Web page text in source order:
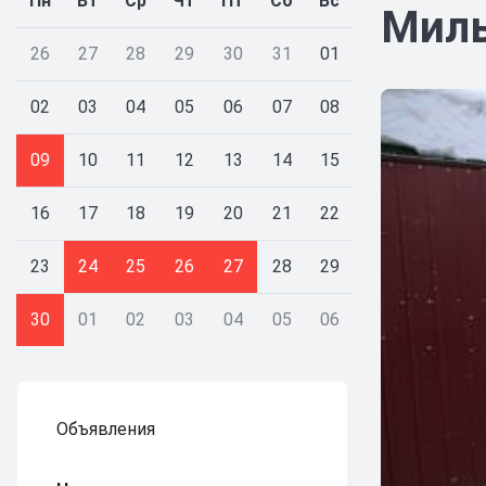
26 27 28 29 30 31 01
02 03 04 05 06 07 08
09 10 11 12 13 14 15
16 17 18 19 20 21 22
23 24 25 26 27 28 29
30 01 02 03 04 05 06
Объявления